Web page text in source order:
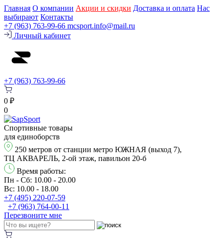
Главная О компании Акции и скидки Доставка и оплата Нас
выбирают Контакты
+7 (963) 763-99-66 mcsport.info@mail.ru
Личный кабинет
+7 (963) 763-99-66
0 ₽
0
Спортивные товары
для единоборств
250 метров от станции метро ЮЖНАЯ (выход 7),
ТЦ АКВАРЕЛЬ, 2-ой этаж, павильон 20-б
Время работы:
Пн - Сб: 10.00 - 20.00
Вс: 10.00 - 18.00
+7 (495) 220-07-59
+7 (963) 764-00-11
Перезвонитe мне